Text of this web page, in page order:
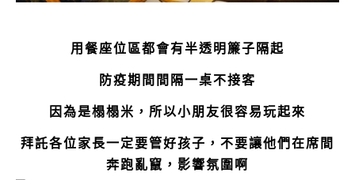
用餐座位區都會有半透明簾子隔起
防疫期間間隔一桌不接客
因為是榻榻米，所以小朋友很容易玩起來
拜託各位家長一定要管好孩子，不要讓他們在席間
奔跑亂竄，影響氛圍啊